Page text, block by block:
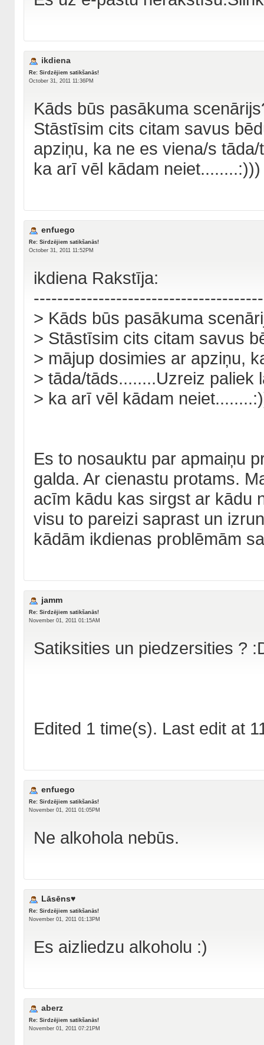
ikdiena
Re: Sirdzējiem satikšanās!
October 31, 2011 11:36PM
Kāds būs pasākuma
Stāstīsim cits citam savus
apziņu, ka ne es viena/s
ka arī vēl kādam neiet........:)))
enfuego
Re: Sirdzējiem satikšanās!
October 31, 2011 11:52PM
ikdiena Rakstīja:
> Kāds būs pasākuma
> Stāstīsim cits citam savus
> mājup dosimies ar apziņu,
> tāda/tāds........Uzreiz paliek
> ka arī vēl kādam
Es to nosauktu par apmaiņu
galda. Ar cienastu protams.
acīm kādu kas sirgst ar kādu
visu to pareizi saprast un
kādām ikdienas problēmām
jamm
Re: Sirdzējiem satikšanās!
November 01, 2011 01:15AM
Satiksities un piedzersities ?
Edited 1 time(s). Last edit at
enfuego
Re: Sirdzējiem satikšanās!
November 01, 2011 01:05PM
Ne alkohola nebūs.
Lāsēns♥
Re: Sirdzējiem satikšanās!
November 01, 2011 01:13PM
Es aizliedzu alkoholu :)
aberz
Re: Sirdzējiem satikšanās!
November 01, 2011 07:21PM